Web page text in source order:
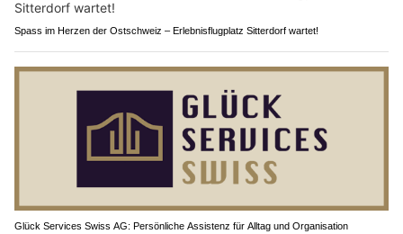
Spass im Herzen der Ostschweiz – Erlebnisflugplatz Sitterdorf wartet!
Glück Services Swiss AG: Persönliche Assistenz für Alltag und Organisation